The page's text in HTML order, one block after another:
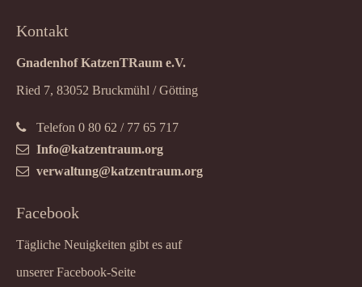
Kontakt
Gnadenhof KatzenTRaum e.V.
Ried 7, 83052 Bruckmühl / Götting
Telefon 0 80 62 / 77 65 717
Info@katzentraum.org
verwaltung@katzentraum.org
Facebook
Tägliche Neuigkeiten gibt es auf
unserer Facebook-Seite